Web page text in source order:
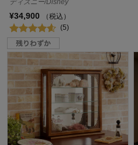
ディズニー/Disney
¥34,900
（税込）
(5)